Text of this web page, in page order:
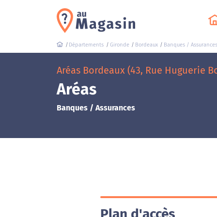
Départements Gironde Bordeaux Banques / Assurances
Aréas Bordeaux (43, Rue Huguerie
Aréas
Banques / Assurances